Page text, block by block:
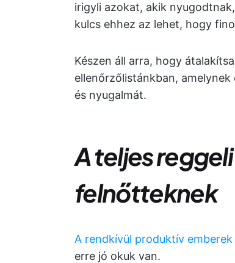
irigyli azokat, akik
kulcs ehhez az lehet, hogy
Készen áll arra, hogy
ellenőrzőlistánkban,
és nyugalmát.
A teljes
felnőtteknek
A rendkívül produktív
erre jó okuk van.